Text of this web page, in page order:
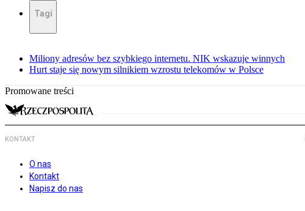
Tagi
Miliony adresów bez szybkiego internetu. NIK wskazuje winnych
Hurt staje się nowym silnikiem wzrostu telekomów w Polsce
Promowane treści
KONTAKT
O nas
Kontakt
Napisz do nas